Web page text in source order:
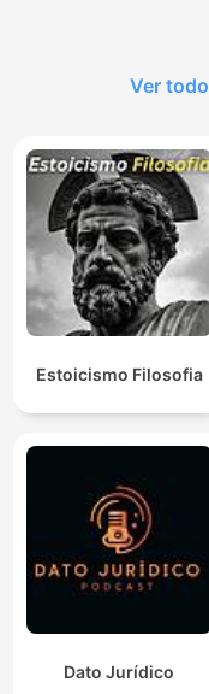
Ver todo
Estoicismo Filosofia
Dato Jurídico